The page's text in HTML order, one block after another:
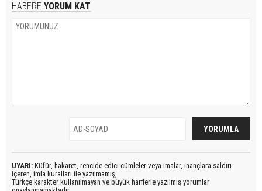
HABERE YORUM KAT
UYARI: Küfür, hakaret, rencide edici cümleler veya imalar, inançlara saldırı
içeren, imla kuralları ile yazılmamış,
Türkçe karakter kullanılmayan ve büyük harflerle yazılmış yorumlar